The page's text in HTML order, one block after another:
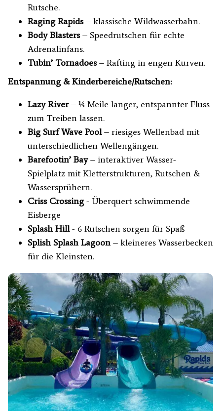
Rutsche.
Raging Rapids– klassische Wildwasserbahn.
Body Blasters– Speedrutschen für echte
Adrenalinfans.
Tubin’ Tornadoes– Rafting in engen Kurven.
Entspannung & Kinderbereiche/Rutschen:
Lazy River– ¼ Meile langer, entspannter Fluss
zum Treiben lassen.
Big Surf Wave Pool– riesiges Wellenbad mit
unterschiedlichen Wellengängen.
Barefootin’ Bay– interaktiver Wasser-
Spielplatz mit Kletterstrukturen, Rutschen &
Wassersprühern.
Criss Crossing- Überquert schwimmende
Eisberge
Splash Hill- 6 Rutschen sorgen für Spaß
Splish Splash Lagoon – kleineres Wasserbecken
für die Kleinsten.